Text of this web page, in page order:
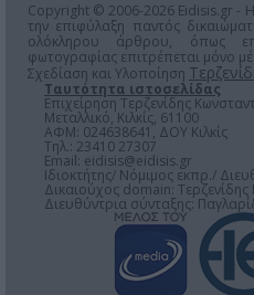
Copyright © 2006-2026 Eidisis.gr -
την επιφύλαξη παντός
ολόκληρου άρθρου, όπως
φωτογραφίας επιτρέπεται μόνο
Σχεδίαση και Υλοποίηση
Ταυτότητα ιστοσελίδας
Επιχείρηση Τερζενίδης
Μεταλλικό, Κιλκίς, 61100
ΑΦΜ: 024638641, ΔΟΥ Κιλκίς
Τηλ.: 23410 27307
Email: eidisis@eidisis.gr
Ιδιοκτήτης/ Νόμιμος εκπρ./
Δικαιούχος domain: Τερζενίδης
Διευθύντρια σύνταξης: